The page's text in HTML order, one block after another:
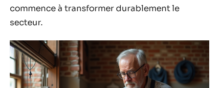
commence à transformer durablement le
secteur.